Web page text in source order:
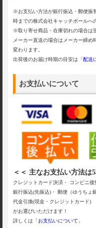
※お支払い方法が銀行振込・郵便振
時までの株式会社キャッチボールへ
※取り寄せ商品・在庫切れの場合は
メーカー直送の場合はメーカー締め
変わります。
出荷後のお届け時期の目安は「 配送
お支払いについて
＜＜ 主なお支払い方法は
クレジットカード決済・ コンビニ後
銀行振込(先振込)・ 郵便（ゆうちょ
代金引換(現金・クレジットカード)
がお選びいただけます！
詳しくは「お支払いについて 」